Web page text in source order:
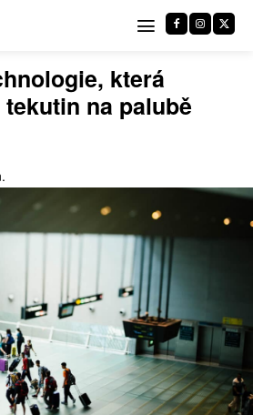
která
na palubě